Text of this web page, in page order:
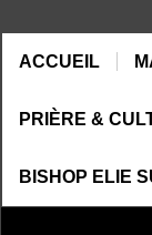
ACCUEIL
PRIÈRE &
BISHOP ELIE